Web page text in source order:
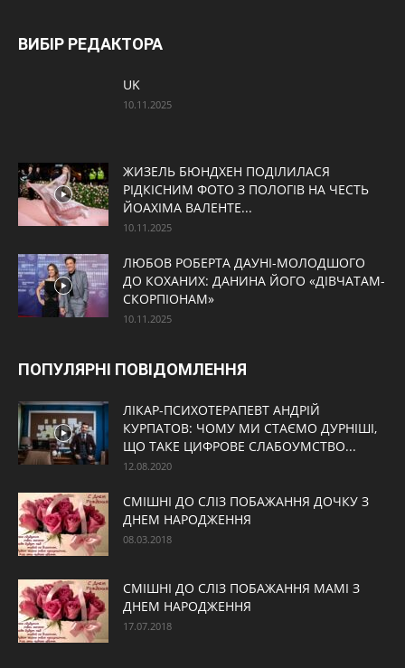
ВИБІР РЕДАКТОРА
UK
10.11.2025
ЖИЗЕЛЬ БЮНДХЕН ПОДІЛИЛАСЯ
РІДКІСНИМ ФОТО З ПОЛОГІВ НА ЧЕСТЬ
ЙОАХІМА ВАЛЕНТЕ...
10.11.2025
ЛЮБОВ РОБЕРТА ДАУНІ-МОЛОДШОГО
ДО КОХАНИХ: ДАНИНА ЙОГО «ДІВЧАТАМ-
СКОРПІОНАМ»
10.11.2025
ПОПУЛЯРНІ ПОВІДОМЛЕННЯ
ЛІКАР-ПСИХОТЕРАПЕВТ АНДРІЙ
КУРПАТОВ: ЧОМУ МИ СТАЄМО ДУРНІШІ,
ЩО ТАКЕ ЦИФРОВЕ СЛАБОУМСТВО...
12.08.2020
СМІШНІ ДО СЛІЗ ПОБАЖАННЯ ДОЧКУ З
ДНЕМ НАРОДЖЕННЯ
08.03.2018
СМІШНІ ДО СЛІЗ ПОБАЖАННЯ МАМІ З
ДНЕМ НАРОДЖЕННЯ
17.07.2018